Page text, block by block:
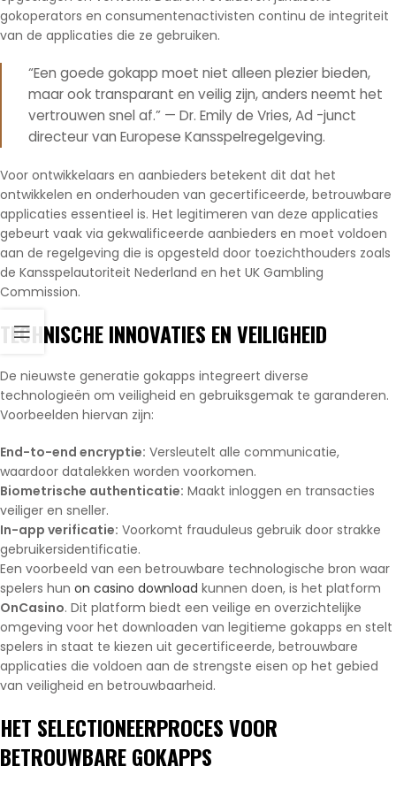
gokoperators en consumentenactivisten continu de integriteit
van de applicaties die ze gebruiken.
“Een goede gokapp moet niet alleen plezier bieden,
maar ook transparant en veilig zijn, anders neemt het
vertrouwen snel af.” — Dr. Emily de Vries, Ad -junct
directeur van Europese Kansspelregelgeving.
Voor ontwikkelaars en aanbieders betekent dit dat het
ontwikkelen en onderhouden van gecertificeerde, betrouwbare
applicaties essentieel is. Het legitimeren van deze applicaties
gebeurt vaak via gekwalificeerde aanbieders en moet voldoen
aan de regelgeving die is opgesteld door toezichthouders zoals
de Kansspelautoriteit Nederland en het UK Gambling
Commission.
TECHNISCHE INNOVATIES EN VEILIGHEID
De nieuwste generatie gokapps integreert diverse
technologieën om veiligheid en gebruiksgemak te garanderen.
Voorbeelden hiervan zijn:
End-to-end encryptie: Versleutelt alle communicatie,
waardoor datalekken worden voorkomen.
Biometrische authenticatie: Maakt inloggen en transacties
veiliger en sneller.
In-app verificatie: Voorkomt frauduleus gebruik door strakke
gebruikersidentificatie.
Een voorbeeld van een betrouwbare technologische bron waar
spelers hun on casino download kunnen doen, is het platform
OnCasino. Dit platform biedt een veilige en overzichtelijke
omgeving voor het downloaden van legitieme gokapps en stelt
spelers in staat te kiezen uit gecertificeerde, betrouwbare
applicaties die voldoen aan de strengste eisen op het gebied
van veiligheid en betrouwbaarheid.
HET SELECTIONEERPROCES VOOR
BETROUWBARE GOKAPPS